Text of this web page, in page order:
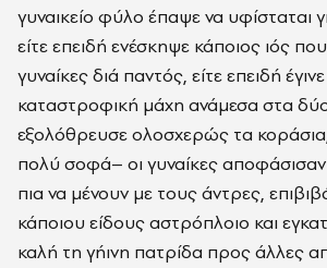
γυναικείο φύλο έπαψε να υφίσταται
είτε επειδή ενέσκηψε κάποιος ιός που
γυναίκες διά παντός, είτε επειδή
καταστροφική µάχη ανάµεσα στα
εξολόθρευσε ολοσχερώς τα κοράσια,
πολύ σοφά– οι γυναίκες αποφάσισαν
πια να µένουν µε τους άντρες,
κάποιου είδους αστρόπλοιο και
καλή τη γήινη πατρίδα προς άλλες